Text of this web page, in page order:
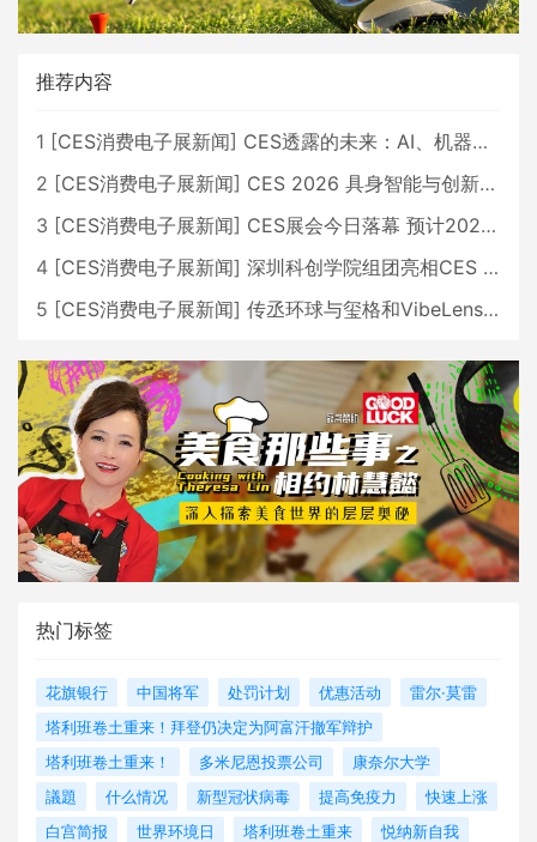
推荐内容
1 [CES消费电子展新闻] CES透露的未来：AI、机器人与智能生活大爆发
2 [CES消费电子展新闻] CES 2026 具身智能与创新领域 中国公司大放异彩
3 [CES消费电子展新闻] CES展会今日落幕 预计2026行业收入将超五千亿美元
4 [CES消费电子展新闻] 深圳科创学院组团亮相CES 广受好评
5 [CES消费电子展新闻] 传丞环球与玺格和VibeLens共同推出全新耳机
热门标签
花旗银行 中国将军 处罚计划 优惠活动
雷尔·莫雷
塔利班卷土重来！拜登仍决定为阿富汗撤军辩护
塔利班卷土重来！
多米尼恩投票公司
康奈尔大学
議題
什么情况 新型冠状病毒 提高免疫力
快速上涨
白宫简报
世界环境日 塔利班卷土重来
悦纳新自我